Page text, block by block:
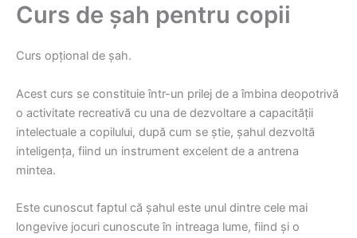
Curs de șah pentru copii
Curs opțional de șah.
Acest curs se constituie într-un prilej de a îmbina deopotrivă
o activitate recreativă cu una de dezvoltare a capacităţii
intelectuale a copilului, după cum se știe, șahul dezvoltă
inteligența, fiind un instrument excelent de a antrena
mintea.
Este cunoscut faptul că șahul este unul dintre cele mai
longevive jocuri cunoscute în intreaga lume, fiind și o